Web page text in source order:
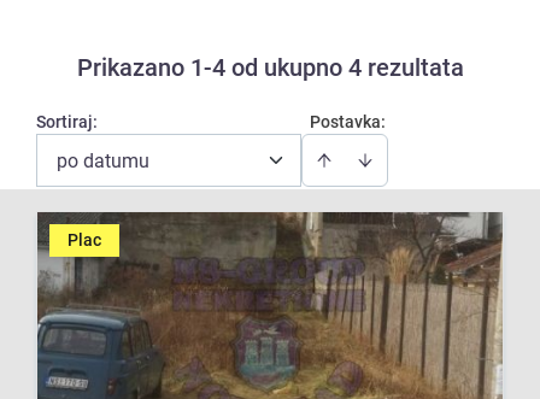
Prikazano 1-4 od ukupno 4 rezultata
Postavka:
Sortiraj:
po datumu
Plac